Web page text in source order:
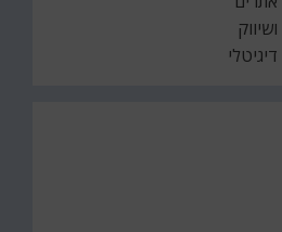
ושיווק
דיגיטלי